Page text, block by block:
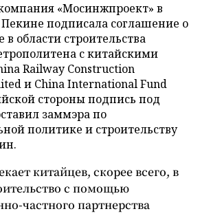
«Мосинжпроект» в
подписала соглашение о
в области строительства
с китайскими
Railway Construction
и China International Fund
стороны подпись под
заммэра по
политике и строительству
китайцев, скорее всего, в
с помощью
частного партнерства